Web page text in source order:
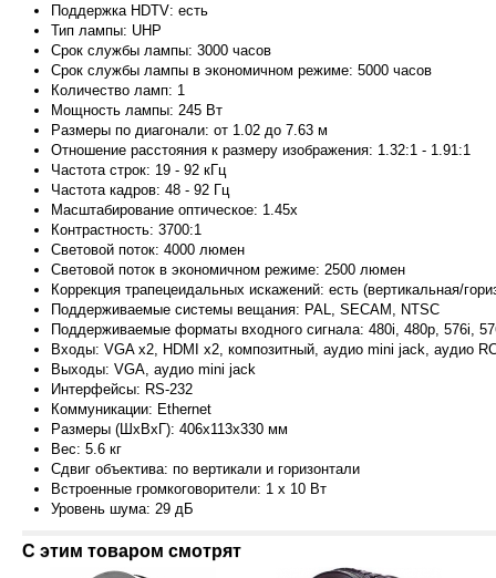
Поддержка HDTV: есть
Тип лампы: UHP
Срок службы лампы: 3000 часов
Срок службы лампы в экономичном режиме: 5000 часов
Количество ламп: 1
Мощность лампы: 245 Вт
Размеры по диагонали: от 1.02 до 7.63 м
Отношение расстояния к размеру изображения: 1.32:1 - 1.91:1
Частота строк: 19 - 92 кГц
Частота кадров: 48 - 92 Гц
Масштабирование оптическое: 1.45x
Контрастность: 3700:1
Световой поток: 4000 люмен
Световой поток в экономичном режиме: 2500 люмен
Коррекция трапецеидальных искажений: есть (вертикальная/
Поддерживаемые системы вещания: PAL, SECAM, NTSC
Поддерживаемые форматы входного сигнала: 480i, 480p, 576i,
Входы: VGA x2, HDMI x2, композитный, аудио mini jack, аудио
Выходы: VGA, аудио mini jack
Интерфейсы: RS-232
Коммуникации: Ethernet
Размеры (ШxВxГ): 406x113x330 мм
Вес: 5.6 кг
Сдвиг объектива: по вертикали и горизонтали
Встроенные громкоговорители: 1 x 10 Вт
Уровень шума: 29 дБ
С этим товаром смотрят